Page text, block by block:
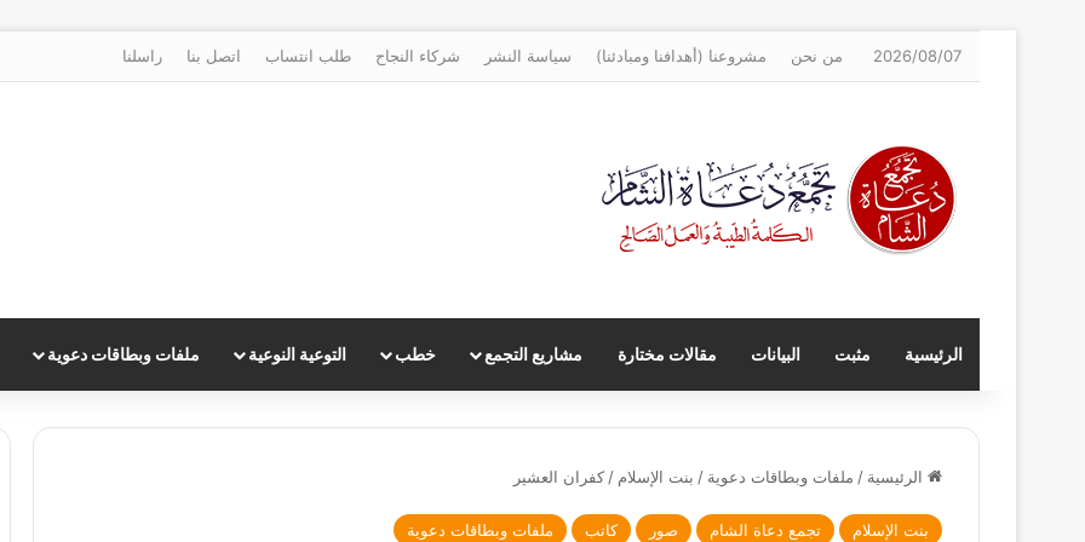
2026/08/07 من نحن مشروعنا (أهدافنا ومبادئنا) سياسة النشر شركاء النجاح طلب انتساب اتصل بنا راسلنا
الرئيسية مثبت البيانات مقالات مختارة مشاريع التجمع خطب التوعية النوعية ملفات وبطاقات دعوية
الرئيسية / ملفات وبطاقات دعوية / بنت الإسلام / كفران العشير
بنت الإسلام تجمع دعاة الشام صور كاتب ملفات وبطاقات دعوية